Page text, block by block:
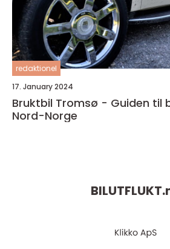
redaktionel
17. January 2024
Bruktbil Tromsø - Guiden til
Nord-Norge
BILUTFLUKT.